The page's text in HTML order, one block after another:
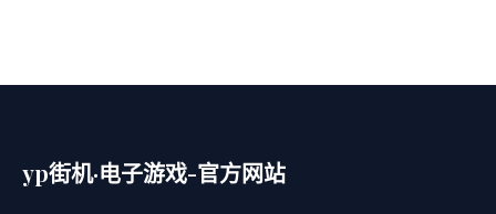
yp街机·电子游戏-官方网站